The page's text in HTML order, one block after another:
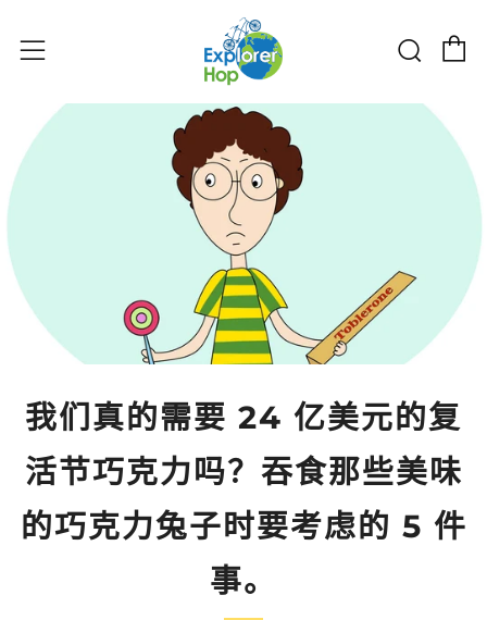
菜单 搜索
我们真的需要 24 亿美元的复
活节巧克力吗？吞食那些美味
的巧克力兔子时要考虑的 5 件
事。